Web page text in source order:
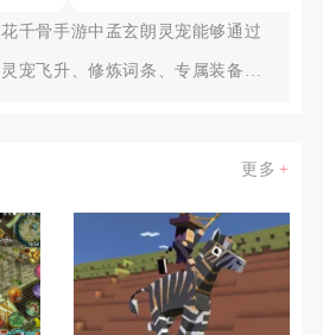
花千骨手游中孟玄朗灵宠能够通过
灵宠飞升、修炼词条、专属装备洗
更多